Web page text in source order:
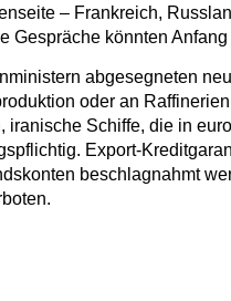
– Frankreich,
Gespräche könnten
abgesegneten
oder an
iranische Schiffe, die in
Export-
beschlagnahmt